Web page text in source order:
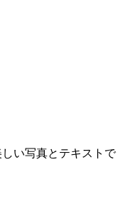
い写真とテキストで